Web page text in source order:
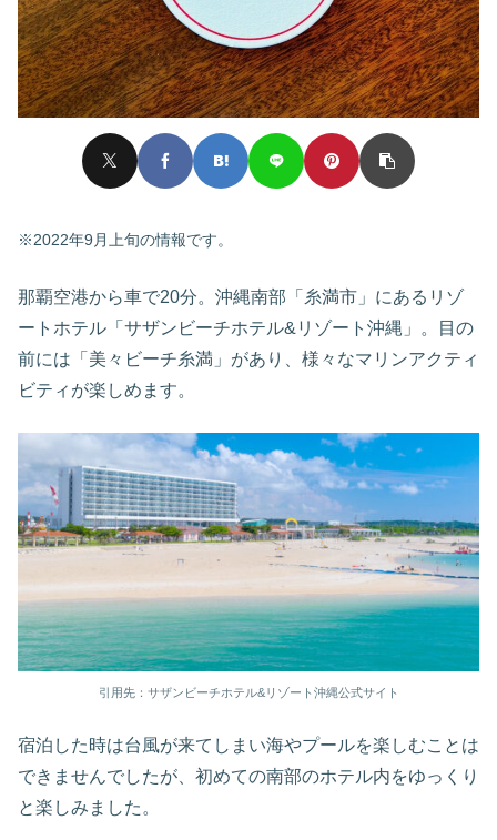
※2022年9月上旬の情報です。
那覇空港から車で20分。沖縄南部「糸満市」にあるリゾ
ートホテル「サザンビーチホテル&リゾート沖縄」。目の
前には「美々ビーチ糸満」があり、様々なマリンアクティ
ビティが楽しめます。
引用先：サザンビーチホテル&リゾート沖縄公式サイト
宿泊した時は台風が来てしまい海やプールを楽しむことは
できませんでしたが、初めての南部のホテル内をゆっくり
と楽しみました。